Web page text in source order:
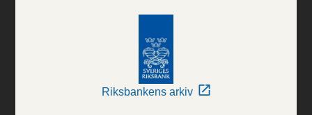
Riksbankens arkiv